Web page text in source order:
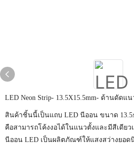
LED Neon Strip- 13.5X15.5mm- ด้านดัดแ
สินค้าชิ้นนี้เป็นแถบ LED นีออน ขนาด
คือสามารถโค้งงอได้ในแนวตั้งและมีสีเดีย
นีออน LED เป็นผลิตภัณฑ์ให้แสงสว่างยอ